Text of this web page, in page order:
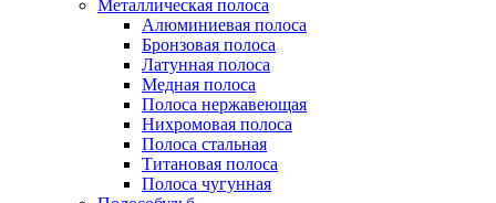
Металлическая полоса
Алюминиевая полоса
Бронзовая полоса
Латунная полоса
Медная полоса
Полоса нержавеющая
Нихромовая полоса
Полоса стальная
Титановая полоса
Полоса чугунная